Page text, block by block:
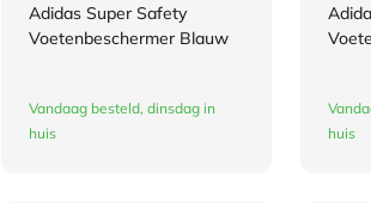
Adidas Super Safety
Voetenbeschermer Blauw
Vandaag besteld, dinsdag in
huis
huis